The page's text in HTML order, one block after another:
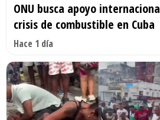
ONU busca apoyo
crisis de combustible en Cuba
Hace 1 día